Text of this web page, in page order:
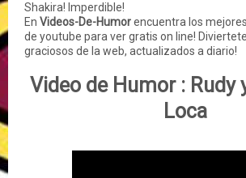
Shakira! Imperdible!
En Videos-De-Humorencuentra los mejores
de youtube para ver gratis on line!
graciosos de la web, actualizados a diario!
Video de Humor : Rudy
Loca